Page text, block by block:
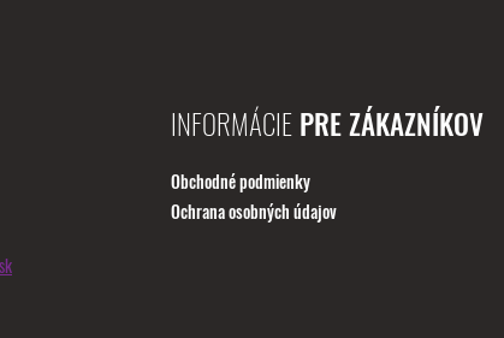
INFORMÁCIEPRE ZÁKAZNÍKOV
Obchodné podmienky
Ochrana osobných údajov